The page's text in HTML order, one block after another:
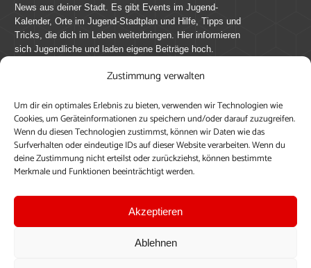
Zustimmung verwalten
Um dir ein optimales Erlebnis zu bieten, verwenden wir Technologien wie
Cookies, um Geräteinformationen zu speichern und/oder darauf zuzugreifen.
Wenn du diesen Technologien zustimmst, können wir Daten wie das
Surfverhalten oder eindeutige IDs auf dieser Website verarbeiten. Wenn du
deine Zustimmung nicht erteilst oder zurückziehst, können bestimmte
Merkmale und Funktionen beeinträchtigt werden.
Akzeptieren
Ablehnen
News aus deiner Stadt. Es gibt Events im Jugend-
Kalender, Orte im Jugend-Stadtplan und Hilfe, Tipps und
Tricks, die dich im Leben weiterbringen. Hier informieren
sich Jugendliche und laden eigene Beiträge hoch.
Mach mit bei youpod.de!
youpod.de lebt von Menschen wie dir. Sammel
journalistische Erfahrung, teile deine Perspektive und
veröffentliche deine Beiträge auf youpod.de.Du musst
dich anmelden, um alle Funktionen nutzen zu können, ein
Profil anzulegen, eigene Beiträge hochzuladen und zu
Einloggen